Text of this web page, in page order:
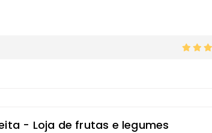
- Loja de frutas e legumes